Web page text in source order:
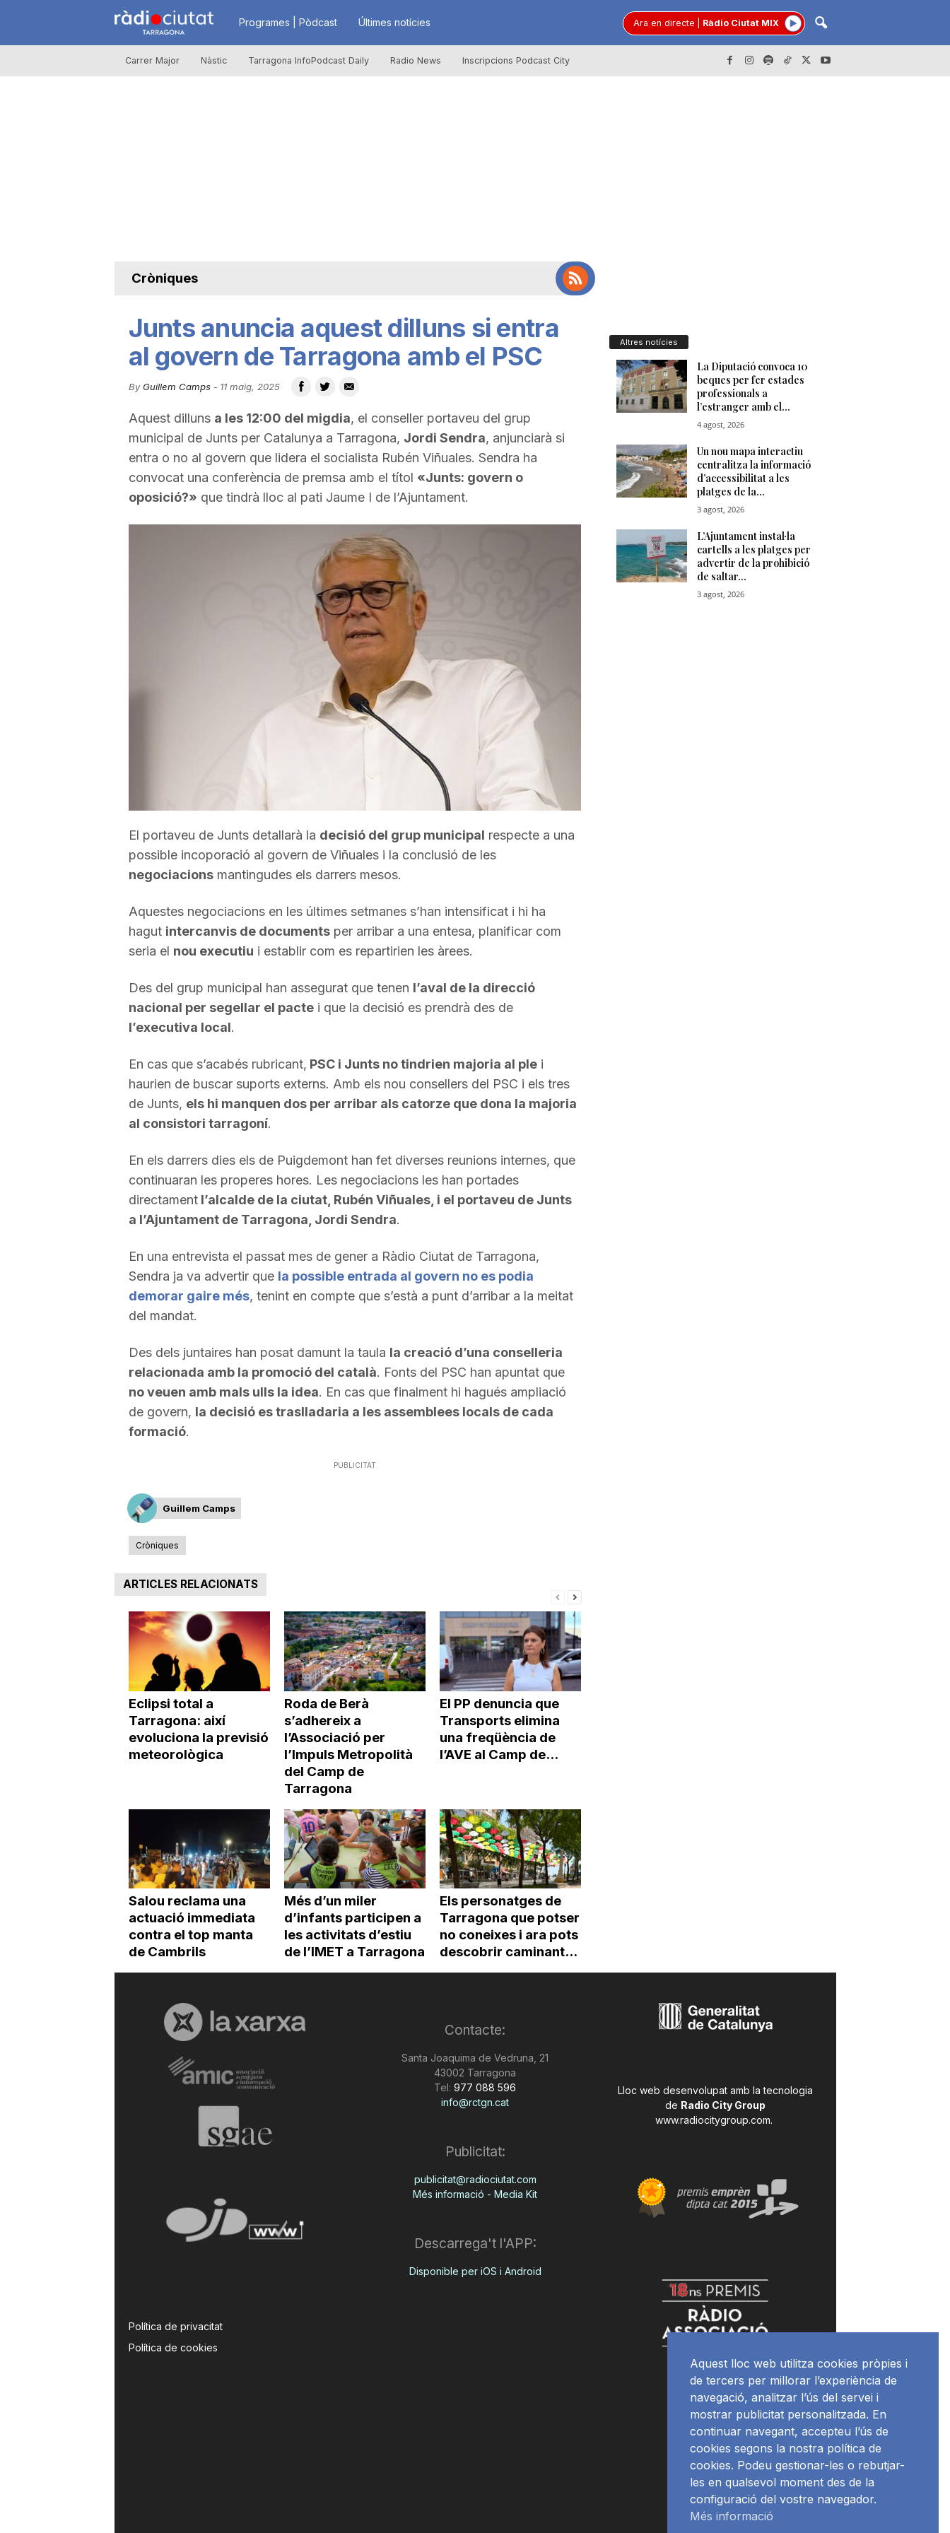
R
à
u
t
g
o
n
Programes | Pòdcast Últimes notícies Ara en directe Ràdio Ciutat MIX
Carrer Major Nàstic Tarragona InfoPodcast Daily Radio News Inscripcions Podcast City
Cròniques
Junts anuncia aquest dilluns si entra
al govern de Tarragona amb el PSC
By Guillem Camps- 11 maig, 2025
Aquest dilluns a les 12:00 del migdia, el conseller portaveu del grup
municipal de Junts per Catalunya a Tarragona, Jordi Sendra, anjunciarà si
entra o no al govern que lidera el socialista Rubén Viñuales. Sendra ha
convocat una conferència de premsa amb el títol «Junts: govern o
oposició?» que tindrà lloc al pati Jaume I de l’Ajuntament.
El portaveu de Junts detallarà la decisió del grup municipal respecte a una
possible incoporació al govern de Viñuales i la conclusió de les
negociacionsmantingudes els darrers mesos.
Aquestes negociacions en les últimes setmanes s’han intensificat i hi ha
hagut intercanvis de documentsper arribar a una entesa, planificar com
seria el nou executiu i establir com es repartirien les àrees.
Des del grup municipal han assegurat que tenen l’aval de la direcció
nacional per segellar el pactei que la decisió es prendrà des de
l’executiva local.
En cas que s’acabés rubricant, PSC i Junts no tindrien majoria al plei
haurien de buscar suports externs. Amb els nou consellers del PSC i els tres
de Junts, els hi manquen dos per arribar als catorze que dona la majoria
al consistori tarragoní.
En els darrers dies els de Puigdemont han fet diverses reunions internes, que
continuaran les properes hores. Les negociacions les han portades
directamentl’alcalde de la ciutat, Rubén Viñuales, i el portaveu de Junts
a l’Ajuntament de Tarragona, Jordi Sendra.
En una entrevista el passat mes de gener a Ràdio Ciutat de Tarragona,
Sendra ja va advertir que la possible entrada al govern no es podia
demorar gaire més, tenint en compte que s’està a punt d’arribar a la meitat
del mandat.
Des dels juntaires han posat damunt la taula la creació d’una conselleria
relacionada amb la promoció del català. Fonts del PSC han apuntat que
no veuen amb mals ulls la idea. En cas que finalment hi hagués ampliació
de govern, la decisió es traslladaria a les assemblees locals de cada
formació.
PUBLICITAT
Guillem Camps
Cròniques
ARTICLES RELACIONATS
Eclipsi total a
Tarragona: així
evoluciona la previsió
meteorològica
Roda de Berà
s’adhereix a
l’Associació per
l’Impuls Metropolità
del Camp de
Tarragona
El PP denuncia que
Transports elimina
una freqüència de
l’AVE al Camp de...
Salou reclama una
actuació immediata
contra el top manta
de Cambrils
Més d’un miler
d’infants participen a
les activitats d’estiu
de l’IMET a Tarragona
Els personatges de
Tarragona que potser
no coneixes i ara pots
descobrir caminant...
Altres notícies
Política de privacitat
Política de cookies
Contacte:
Santa Joaquima de Vedruna, 21
43002 Tarragona
Tel: 977 088 596
info@rctgn.cat
Publicitat:
publicitat@radiociutat.com
Més informació - Media Kit
Descarrega't l'APP:
Disponible per iOS i Android
Lloc web desenvolupat amb la tecnologia
de Radio City Group
www.radiocitygroup.com.
Aquest lloc web utilitza cookies pròpies i
de tercers per millorar l’experiència de
navegació, analitzar l’ús del servei i
mostrar publicitat personalitzada. En
continuar navegant, accepteu l’ús de
cookies segons la nostra política de
cookies. Podeu gestionar-les o rebutjar-
les en qualsevol moment des de la
configuració del vostre navegador.
Més informació